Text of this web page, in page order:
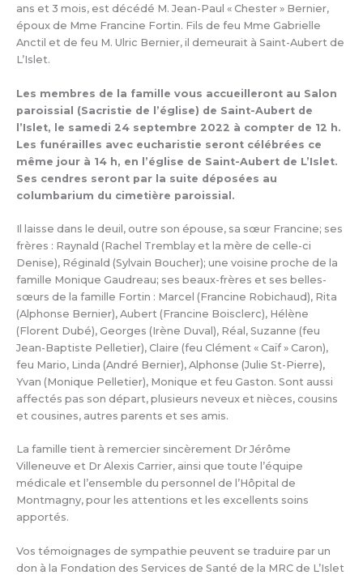
ans et 3 mois, est décédé M. Jean-Paul « Chester » Bernier,
époux de Mme Francine Fortin. Fils de feu Mme Gabrielle
Anctil et de feu M. Ulric Bernier, il demeurait à Saint-Aubert de
L’Islet.
Les membres de la famille vous accueilleront au Salon
paroissial (Sacristie de l’église) de Saint-Aubert de
l’Islet, le samedi 24 septembre 2022 à compter de 12 h.
Les funérailles avec eucharistie seront célébrées ce
même jour à 14 h, en l’église de Saint-Aubert de L’Islet.
Ses cendres seront par la suite déposées au
columbarium du cimetière paroissial.
Il laisse dans le deuil, outre son épouse, sa sœur Francine; ses
frères : Raynald (Rachel Tremblay et la mère de celle-ci
Denise), Réginald (Sylvain Boucher); une voisine proche de la
famille Monique Gaudreau; ses beaux-frères et ses belles-
sœurs de la famille Fortin : Marcel (Francine Robichaud), Rita
(Alphonse Bernier), Aubert (Francine Boisclerc), Hélène
(Florent Dubé), Georges (Irène Duval), Réal, Suzanne (feu
Jean-Baptiste Pelletier), Claire (feu Clément « Caïf » Caron),
feu Mario, Linda (André Bernier), Alphonse (Julie St-Pierre),
Yvan (Monique Pelletier), Monique et feu Gaston. Sont aussi
affectés pas son départ, plusieurs neveux et nièces, cousins
et cousines, autres parents et ses amis.
La famille tient à remercier sincèrement Dr Jérôme
Villeneuve et Dr Alexis Carrier, ainsi que toute l’équipe
médicale et l’ensemble du personnel de l’Hôpital de
Montmagny, pour les attentions et les excellents soins
apportés.
Vos témoignages de sympathie peuvent se traduire par un
don à la Fondation des Services de Santé de la MRC de L’Islet